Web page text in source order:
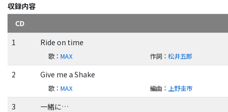
収録内容
CD
1
Ride on time
歌 ：MAX 作詞 ：松井五郎
2 Give me a Shake
歌 ：MAX 編曲 ： 上野圭市
3 一緒に…